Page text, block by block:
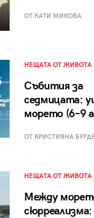
ОТ КАТИ МИКОВА
НЕЩАТА ОТ ЖИВОТА
Събития за
седмицата:
морето (6–9
ОТ КРИСТИЯНА
НЕЩАТА ОТ ЖИВОТА
Между
сюрреализма: